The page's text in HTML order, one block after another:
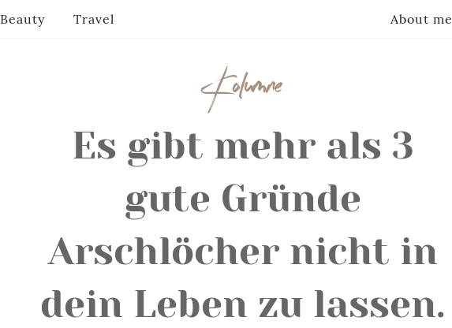
Kolumne
Es gibt mehr als 3
gute Gründe
Arschlöcher nicht in
dein Leben zu lassen.
Beauty Travel About me